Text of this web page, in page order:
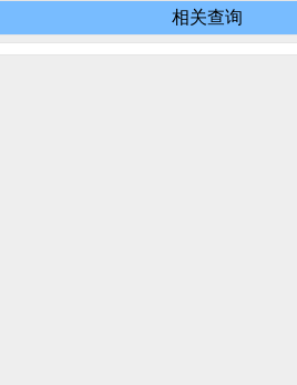
相关查询